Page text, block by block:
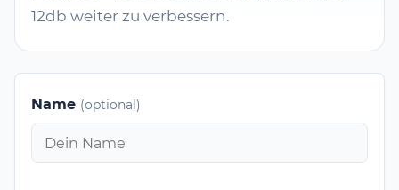
12db weiter zu verbessern.
Name (optional)